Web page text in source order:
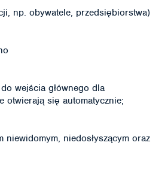
np. obywatele, przedsiębiorstwa)
wejścia głównego dla
otwierają się automatycznie;
niedosłyszącym oraz